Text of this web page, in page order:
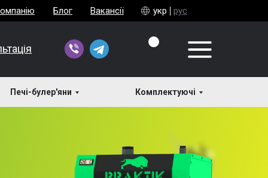
укр рус
Блог Вакансії
Печі-булер'яни Комплектуючі